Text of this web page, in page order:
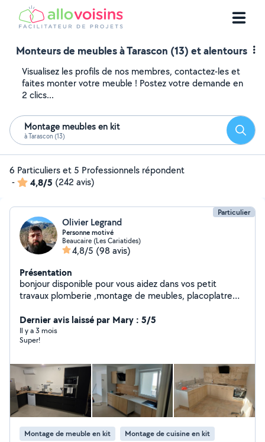
Monteurs de meubles à Tarascon (13) et alentours
Visualisez les profils de nos membres, contactez-les et
faites monter votre meuble ! Postez votre demande en
2 clics...
Montage meubles en kit
à Tarascon (13)
6 Particuliers et 5 Professionnels répondent
-
4,8/5 (242 avis)
Particulier
Olivier Legrand
Personne motivé
Beaucaire (Les Cariatides)
4,8/5 (98 avis)
Présentation
bonjour disponible pour vous aidez dans vos petit
travaux plomberie ,montage de meubles, placoplatre
ou pvc débouchage de canalisations ,électricité a votre
service cordialement
Dernier avis laissé par Mary : 5/5
Il y a 3 mois
Super!
Montage de meuble en kit Montage de cuisine en kit